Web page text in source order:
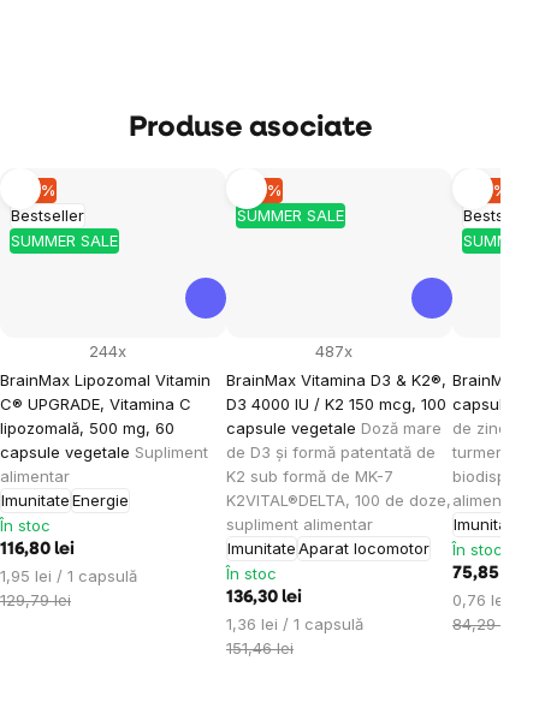
Produse asociate
Bestseller
SUMMER SALE
–10 %
BrainMax Lipozomal Vitamin
C® UPGRADE, Vitamina C
lipozomală, 500 mg, 60
capsule vegetale Supliment
alimentar
ImunitateEnergie
244x
În stoc
116,80 lei
Evaluare
preţ:
1,95 lei / 1 capsulă
129,79 lei
SUMMER SALE
–10 %
BrainMax Vitamina D3 & K2®,
D3 4000 IU / K2 150 mcg, 100
capsule vegetale Doză mare
de D3 și formă patentată de
K2 sub formă de MK-7
K2VITAL®DELTA, 100 de doze,
supliment alimentar
ImunitateAparat locomotor
487x
În stoc
136,30 lei
Evaluare
preţ:
1,36 lei / 1 capsulă
151,46 lei
Bestseller
SUMMER
–10 %
BrainMax
capsule
de zinc,
turmeric
alimentar
Imunitate
În stoc
75,85 lei
Evaluare
preţ:
0,76 lei / 1
84,29 lei